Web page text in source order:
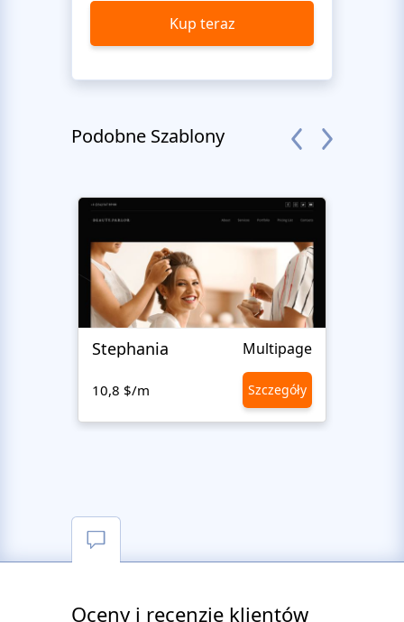
Kup teraz
Podobne Szablony
Stephania Multipage
10,8 $/m Szczegóły
Oceny i recenzje klientów